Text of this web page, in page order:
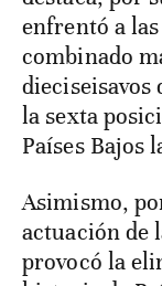
enfrentó a
combinado
la sexta
Países Bajos
Asimismo,
actuación de
provocó la